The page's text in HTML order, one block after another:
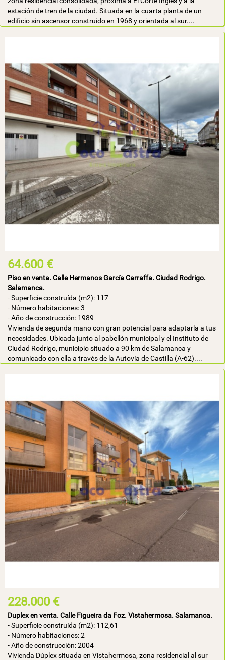
estación de tren de la ciudad. Situada en la cuarta planta de un
edificio sin ascensor construido en 1968 y orientada al sur....
64.600 €
Piso en venta. Calle Hermanos García Carraffa. Ciudad Rodrigo.
Salamanca.
- Superficie construída (m2): 117
- Número habitaciones: 3
- Año de construcción: 1989
Vivienda de segunda mano con gran potencial para adaptarla a tus
necesidades. Ubicada junto al pabellón municipal y el Instituto de
Ciudad Rodrigo, municipio situado a 90 km de Salamanca y
comunicado con ella a través de la Autovía de Castilla (A-62)....
228.000 €
Duplex en venta. Calle Figueira da Foz. Vistahermosa. Salamanca.
- Superficie construída (m2): 112,61
- Número habitaciones: 2
- Año de construcción: 2004
Vivienda Dúplex situada en Vistahermosa, zona residencial al sur